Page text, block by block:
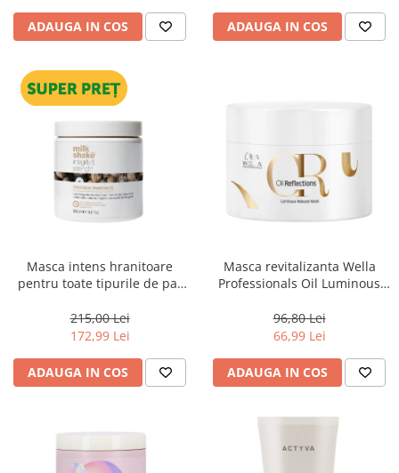
ADAUGA IN COS ADAUGA IN COS
Masca intens hranitoare
pentru toate tipurile de par
Strength Intensive Treatment,
500 ml
215,00 Lei
172,99 Lei
ADAUGA IN COS
Masca revitalizanta Wella
Professionals Oil Luminous
96,80 Lei
66,99 Lei
ADAUGA IN COS